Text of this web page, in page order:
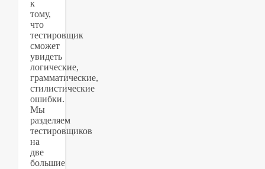
к
тому,
что
тестировщик
сможет
увидеть
логические,
грамматические,
стилистические
ошибки.
Мы
разделяем
тестировщиков
на
две
большие